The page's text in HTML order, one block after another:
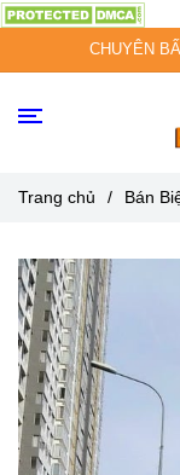
CHUYÊN
Trang chủ / Bán